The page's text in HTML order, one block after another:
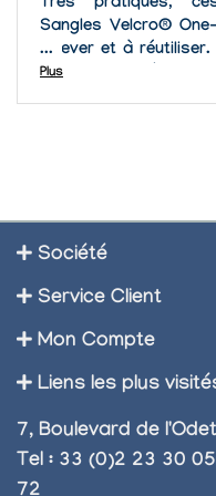
Très pratiques,
Sangles Velcro®
enlever et à
applications où des
Plus
Société
Service Client
Mon Compte
Liens les plus
7, Boulevard de
Tel : 33 (0)2 23 30